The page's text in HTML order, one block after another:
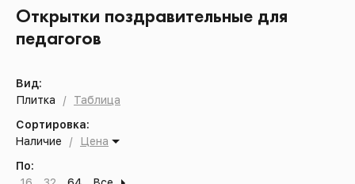
Открытки поздравительные для
педагогов
Вид:
Плитка
/
Таблица
Сортировка:
Наличие
/
Цена
По: